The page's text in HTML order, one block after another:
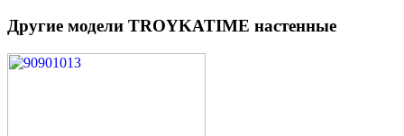
Другие модели TROYKATIME настенные